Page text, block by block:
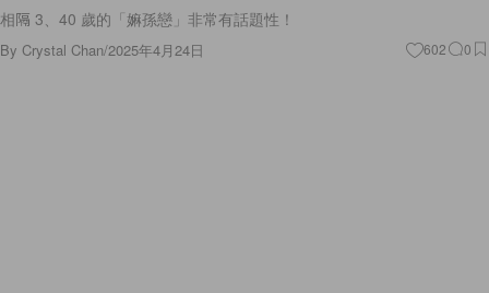
相隔 3、40 歲的「嫲孫戀」非常有話題性！
By Crystal Chan/2025年4月24日 602 0